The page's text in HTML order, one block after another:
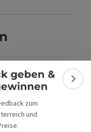
geben &
zum
und